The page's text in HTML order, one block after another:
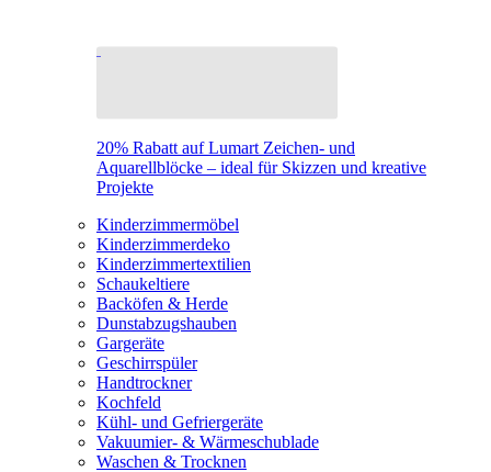
20% Rabatt auf Lumart Zeichen- und
Aquarellblöcke – ideal für Skizzen und kreative
Projekte
Kinderzimmermöbel
Kinderzimmerdeko
Kinderzimmertextilien
Schaukeltiere
Backöfen & Herde
Dunstabzugshauben
Gargeräte
Geschirrspüler
Handtrockner
Kochfeld
Kühl- und Gefriergeräte
Vakuumier- & Wärmeschublade
Waschen & Trocknen